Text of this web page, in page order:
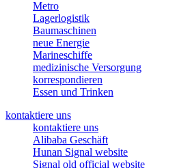
Metro
Lagerlogistik
Baumaschinen
neue Energie
Marineschiffe
medizinische Versorgung
korrespondieren
Essen und Trinken
kontaktiere uns
kontaktiere uns
Alibaba Geschäft
Hunan Signal website
Signal old official website